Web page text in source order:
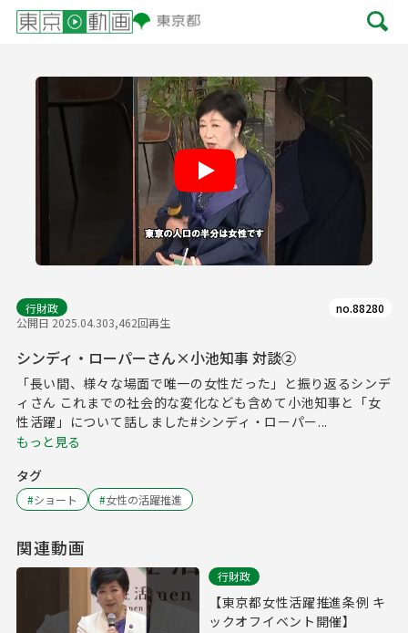
行財政
公開日 2025.04.303,462回再生
no.88280
シンディ・ローパーさん×小池知事 対談②
「長い間、様々な場面で唯一の女性だった」と振り返るシンデ
ィさん これまでの社会的な変化なども含めて小池知事と「女
性活躍」について話しました#シンディ・ローパー...
もっと見る
タグ
#ショート #女性の活躍推進
関連動画
行財政
【東京都女性活躍推進条例 キ
ックオフイベント開催】